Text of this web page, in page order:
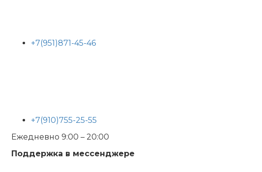
+7(951)871-45-46
+7(910)755-25-55
Ежедневно 9:00 – 20:00
Поддержка в мессенджере